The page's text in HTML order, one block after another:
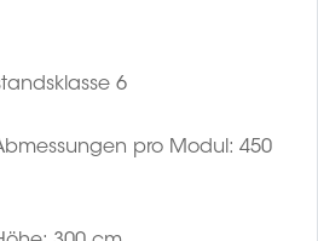
6
pro Modul: 450